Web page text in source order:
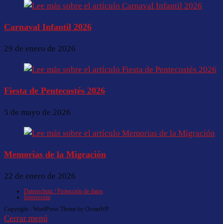
Carnaval Infantil 2026
29 de enero de 2026
Fiesta de Pentecostés 2026
5 de mayo de 2026
Memorias de la Migración
22 de enero de 2026
Datenschutz / Protección de datos
Impressum
Copyright - WordPress Theme by OceanWP
Cerrar menú